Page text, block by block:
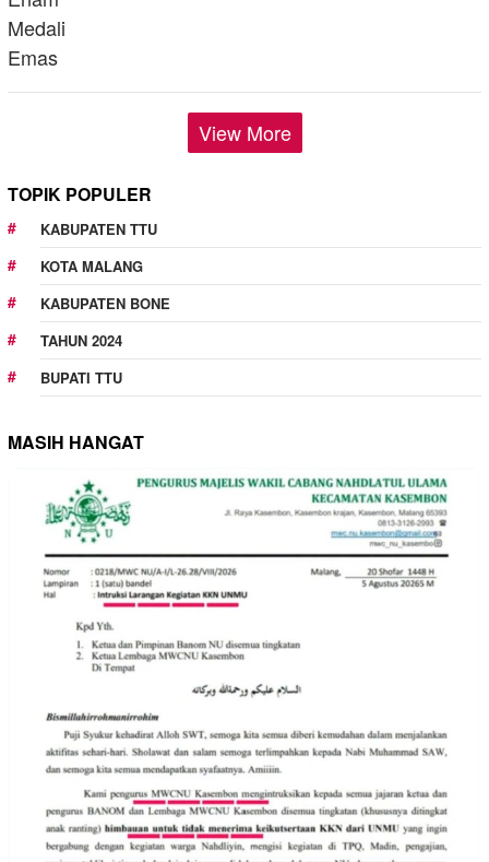
View More
TOPIK POPULER
KABUPATEN TTU
KOTA MALANG
KABUPATEN BONE
TAHUN 2024
BUPATI TTU
MASIH HANGAT